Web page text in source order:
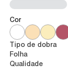
Cor
Tipo de dobra
Folha
Qualidade